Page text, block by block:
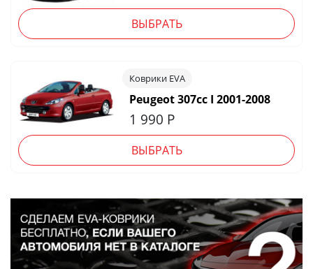
ВЫБРАТЬ
Коврики EVA
Peugeot 307cc I 2001-2008
1 990 Р
ВЫБРАТЬ